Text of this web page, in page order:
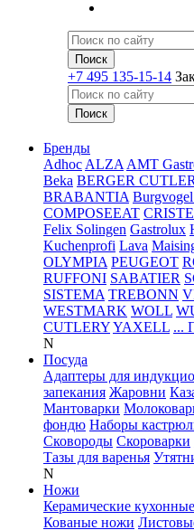
+7 495 135-15-14
Бренды
Adhoc ALZA AMT
Beka BERGER
BRABANTIA
COMPOSEEAT
Felix Solingen Gastrolux
Kuchenprofi Lava
OLYMPIA PEUGEOT
RUFFONI SABATIER
SISTEMA TREBONN
WESTMARK WOLL
CUTLERYYAXELL ...
N
Посуда
Адаптеры для
запекания Жаровни
Мантоварки
фондю Наборы
Сковороды Скороварки
Тазы для варенья
N
Ножи
Керамические
Кованые ножи